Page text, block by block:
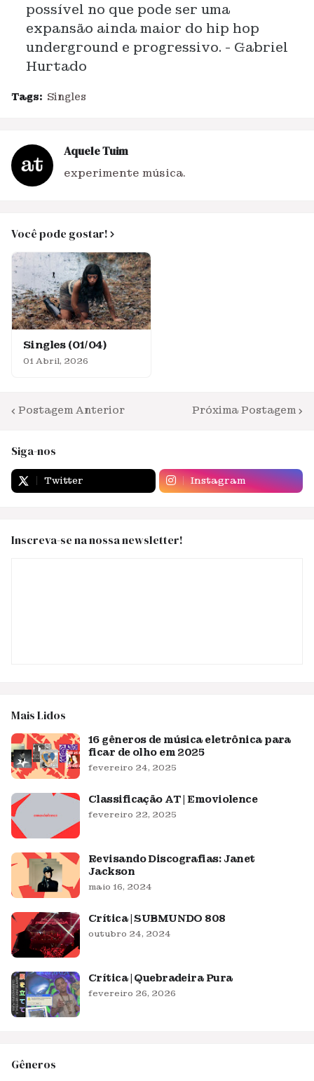
possível no que pode ser uma
expansão ainda maior do hip hop
underground e progressivo. - Gabriel
Hurtado
Tags: Singles
Aquele Tuim
experimente música.
Você pode gostar!
Singles (01/04)
01 Abril, 2026
Postagem Anterior Próxima Postagem
Siga-nos
Twitter Instagram
Inscreva-se na nossa newsletter!
Mais Lidos
16 gêneros de música eletrônica para
ficar de olho em 2025
fevereiro 24, 2025
Classificação AT | Emoviolence
fevereiro 22, 2025
Revisando Discografias: Janet
Jackson
maio 16, 2024
Crítica | SUBMUNDO 808
outubro 24, 2024
Crítica | Quebradeira Pura
fevereiro 26, 2026
Gêneros